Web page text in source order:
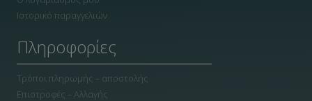
Ιστορικό παραγγελιών
Πληροφορίες
Τρόποι πληρωμής – αποστολής
Επιστροφές – Αλλαγής